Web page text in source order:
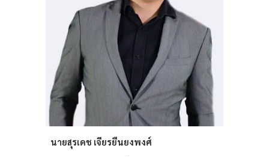
นายสุรเดช เจียรยืนยงพงศ์